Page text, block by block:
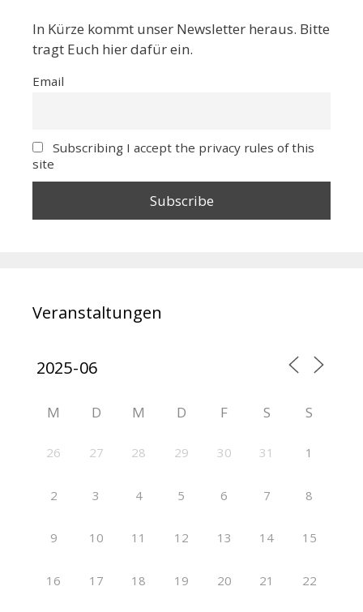
In Kürze kommt unser Newsletter heraus. Bitte
tragt Euch hier dafür ein.
Email
Subscribing I accept the privacy rules of this
site
Veranstaltungen
M D M D F S S
26 27 28 29 30 31 1
2 3 4 5 6 7 8
9 10 11 12 13 14 15
16 17 18 19 20 21 22